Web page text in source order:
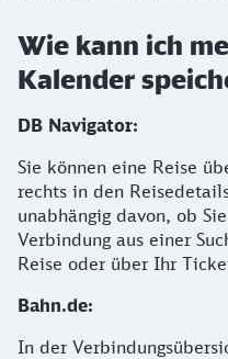
Wie kann ich
Kalender
DB Navigator:
Sie können eine Reise
rechts in den
unabhängig davon, ob
Verbindung aus einer
Reise oder über Ihr
Bahn.de:
In der